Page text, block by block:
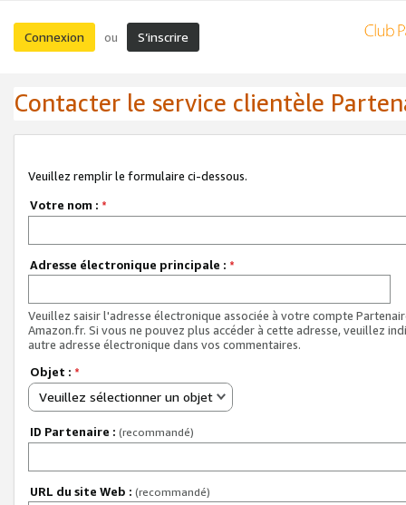
Connexion ou S’inscrire
Contacter le service clientèle
Veuillez remplir le formulaire ci-dessous.
Votre nom : *
Adresse électronique principale : *
Veuillez saisir l'adresse électronique associée à votre compte
Amazon.fr. Si vous ne pouvez plus accéder à cette adresse, veuillez
autre adresse électronique dans vos commentaires.
Objet : *
Veuillez sélectionner un objet
ID Partenaire : (recommandé)
URL du site Web : (recommandé)